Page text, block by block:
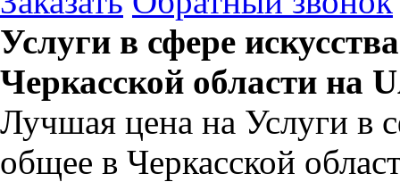
Услуги в сфере
Черкасской области на
Лучшая цена на Услуги в
общее в Черкасской